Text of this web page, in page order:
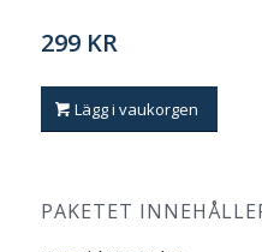
299 KR
Lägg i vaukorgen
PAKETET